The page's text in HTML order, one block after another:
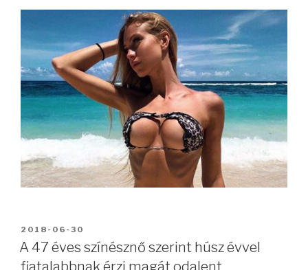
BEKÜLDVE:
2018-06-30
A 47 éves színésznő szerint húsz évvel
fiatalabbnak érzi magát odalent